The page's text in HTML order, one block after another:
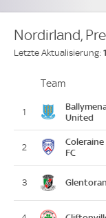
Nordirland,
Letzte Aktualisierung:
PlatzTeam
1
United
2
Coleraine
FC
3 Glentoran